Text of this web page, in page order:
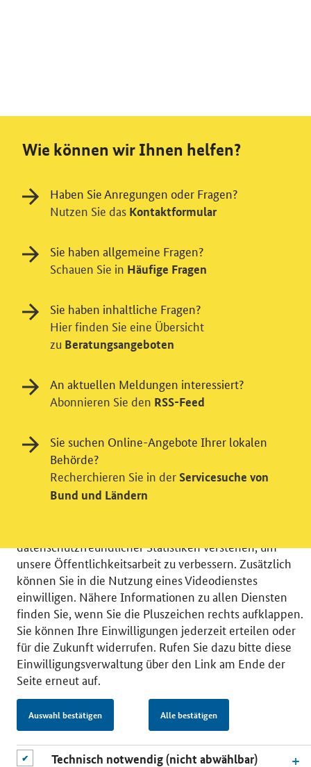
© 2026 Bundesministerium für Wirtschaft und Energie
RSS
Benutzerhinweise
Inhaltsverzeichnis
Impressum
Barrierefreiheit
Datenschutz
Einwilligungsverwaltung
Einwilligung in Tracking und / oder
Videodienst
Wir bitten Sie an dieser Stelle um Ihre Einwilligung für
datenschutzfreundlicher Statistiken verstehen, um
unsere Öffentlichkeitsarbeit zu verbessern. Zusätzlich
können Sie in die Nutzung eines Videodienstes
einwilligen. Nähere Informationen zu allen Diensten
finden Sie, wenn Sie die Pluszeichen rechts aufklappen.
Sie können Ihre Einwilligungen jederzeit erteilen oder
für die Zukunft widerrufen. Rufen Sie dazu bitte diese
Einwilligungsverwaltung über den Link am Ende der
Seite erneut auf.
Auswahl bestätigen Alle bestätigen
Technisch notwendig (nicht abwählbar)
Wie können wir Ihnen helfen?
Haben Sie Anregungen oder Fragen?
Nutzen Sie das Kontaktformular
Sie haben allgemeine Fragen?
Schauen Sie in Häufige Fragen
Sie haben inhaltliche Fragen?
Hier finden Sie eine Übersicht
zu Beratungsangeboten
An aktuellen Meldungen interessiert?
Abonnieren Sie den RSS-Feed
Sie suchen Online-Angebote Ihrer lokalen
Behörde?
Recherchieren Sie in der Servicesuche von
Bund und Ländern